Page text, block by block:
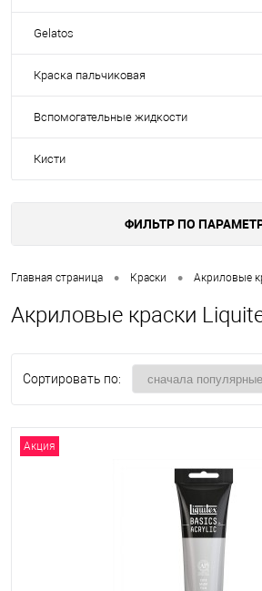
Gelatos
Краска пальчиковая
Вспомогательные жидкости
Кисти
ФИЛЬТР ПО
Главная страница • Краски • Акриловые
Акриловые краски
Сортировать по:
Акция